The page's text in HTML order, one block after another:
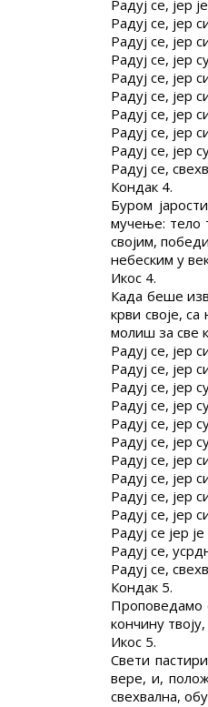
Радуј се, јер
Радуј се, јер
Радуј се, јер
Радуј се, јер
Радуј се, јер
Радуј се, јер
Радуј се, јер
Радуј се, јер
Радуј се, јер
Радуј се,
Кондак 4.
Буром
мучење: тело
својим,
небеским у
Икос 4.
Када беше
крви своје,
молиш за све
Радуј се, јер
Радуј се, јер
Радуј се, јер
Радуј се, јер
Радуј се, јер
Радуј се, јер
Радуј се, јер
Радуј се, јер
Радуј се, јер
Радуј се, јер
Радуј се јер
Радуј се,
Радуј се,
Кондак 5.
Проповедамо
кончину
Икос 5.
Свети
вере, и,
свехвална,